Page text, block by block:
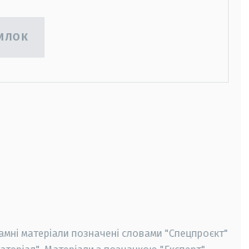
матеріали позначені словами "Спецпроєкт"